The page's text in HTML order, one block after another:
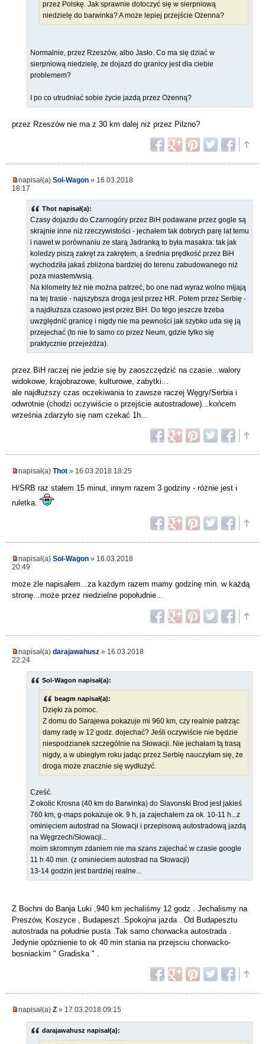
przez Polskę. Jak sprawnie dotoczyć się w sierpniową
niedzielę do barwinka? A może lepiej przejście Ożenna?
Normalnie, przez Rzeszów, albo Jasło. Co ma się dziać w
sierpniową niedzielę, że dojazd do granicy jest dla ciebie
problemem?
I po co utrudniać sobie życie jazdą przez Ożenną?
przez Rzeszów nie ma z 30 km dalej niż przez Pilzno?
napisał(a) Sol-Wagon » 16.03.2018
18:17
Thot napisał(a):
Czasy dojazdu do Czarnogóry przez BiH podawane przez gogle są
skrajnie inne niż rzeczywistości - jechałem tak dobrych parę lat temu
i nawet w porównaniu ze starą Jadranką to była masakra: tak jak
koledzy piszą zakręt za zakrętem, a średnia prędkość przez BiH
wychodziła jakaś zbliżona bardziej do terenu zabudowanego niż
poza miastem/wsią.
Na kilometry też nie można patrzeć, bo one nad wyraz wolno mijają
na tej trasie - najszybsza droga jest przez HR. Potem przez Serbię -
a najdłuższa czasowo jest przez BiH. Do tego jeszcze trzeba
uwzględnić granicę i nigdy nie ma pewności jak szybko uda się ją
przejechać (to nie to samo co przez Neum, gdzie tylko się
praktycznie przejeżdża).
przez BiH raczej nie jedzie się by zaoszczędzić na czasie...walory
widokowe, krajobrazowe, kulturowe, zabytki...
ale najdłuższy czas oczekiwania to zawsze raczej Węgry/Serbia i
odwrotnie (chodzi oczywiście o przejście autostradowe)...końcem
września zdarzyło się nam czekać 1h...
napisał(a) Thot » 16.03.2018 18:25
H/SRB raz stałem 15 minut, innym razem 3 godziny - różnie jest i
ruletka.
napisał(a) Sol-Wagon » 16.03.2018
20:49
może źle napisałem...za każdym razem mamy godzinę min. w każdą
stronę...może przez niedzielne popołudnie...
napisał(a) darajawahusz » 16.03.2018
22:24
Sol-Wagon napisał(a):
beagm napisał(a):
Dzięki za pomoc.
Z domu do Sarajewa pokazuje mi 960 km, czy realnie patrząc
damy radę w 12 godz. dojechać? Jeśli oczywiście nie będzie
niespodzianek szczególnie na Słowacji. Nie jechałam tą trasą
nigdy, a w ubiegłym roku jadąc przez Serbię nauczyłam się, że
droga może znacznie się wydłużyć.
Cześć.
Z okolic Krosna (40 km do Barwinka) do Slavonski Brod jest jakieś
760 km, g-maps pokazuje ok. 9 h, ja zajechałem za ok. 10-11 h...z
ominięciem autostrad na Słowacji i przepisową autostradową jazdą
na Węgrzech/Słowacji...
moim skromnym zdaniem nie ma szans zajechać w czasie google
11 h 40 min. (z ominieciem autostrad na Słowacji)
13-14 godzin jest bardziej realne...
Z Bochni do Banja Luki ,940 km jechaliśmy 12 godz . Jechalismy na
Preszów, Koszyce , Budapeszt .Spokojna jazda . Od Budapesztu
autostrada na południe pusta .Tak samo chorwacka autostrada .
Jedynie opóznienie to ok 40 min stania na przejsciu chorwacko-
bosniackim " Gradiska " .
napisał(a) Z » 17.03.2018 09:15
darajawahusz napisał(a):